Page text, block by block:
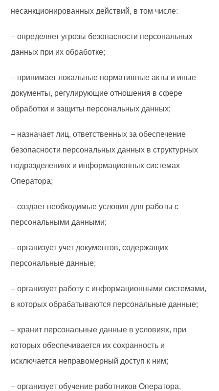
несанкционированных действий, в том числе:
– определяет угрозы безопасности персональных
данных при их обработке;
– принимает локальные нормативные акты и иные
документы, регулирующие отношения в сфере
обработки и защиты персональных данных;
– назначает лиц, ответственных за обеспечение
безопасности персональных данных в структурных
подразделениях и информационных системах
Оператора;
– создает необходимые условия для работы с
персональными данными;
– организует учет документов, содержащих
персональные данные;
– организует работу с информационными системами,
в которых обрабатываются персональные данные;
– хранит персональные данные в условиях, при
которых обеспечивается их сохранность и
исключается неправомерный доступ к ним;
– организует обучение работников Оператора,